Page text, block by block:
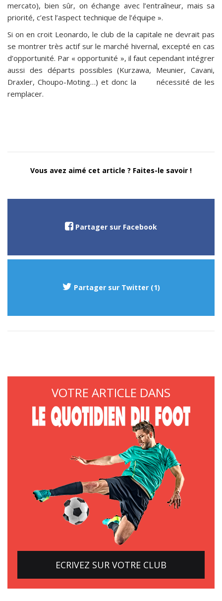
mercato), bien sûr, on échange avec l’entraîneur, mais sa
priorité, c’est l’aspect technique de l’équipe ».
Si on en croit Leonardo, le club de la capitale ne devrait pas
se montrer très actif sur le marché hivernal, excepté en cas
d’opportunité. Par « opportunité », il faut cependant intégrer
aussi des départs possibles (Kurzawa, Meunier, Cavani,
Draxler, Choupo-Moting…) et donc la nécessité de les
remplacer.
Vous avez aimé cet article ? Faites-le savoir !
Partager sur Facebook
Partager sur Twitter (1)
VOTRE ARTICLE DANS
ECRIVEZ SUR VOTRE CLUB